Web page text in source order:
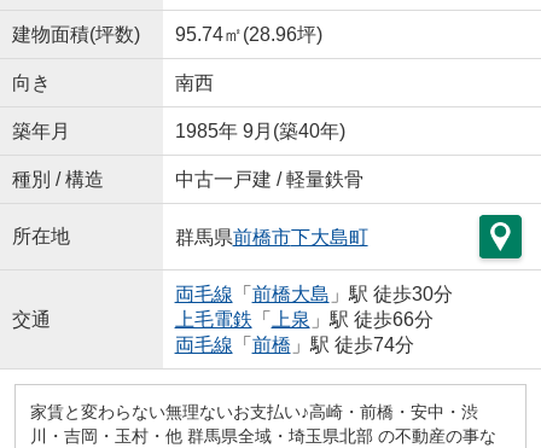
建物面積(坪数) 95.74㎡(28.96坪)
向き 南西
築年月 1985年 9月(築40年)
種別 / 構造 中古一戸建 / 軽量鉄骨
所在地 群馬県前橋市下大島町
交通
両毛線 「 前橋大島 」駅 徒歩30分
上毛電鉄 「 上泉 」駅 徒歩66分
両毛線 「 前橋 」駅 徒歩74分
家賃と変わらない無理ないお支払い♪高崎・前橋・安中・渋
川・吉岡・玉村・他 群馬県全域・埼玉県北部 の不動産の事な